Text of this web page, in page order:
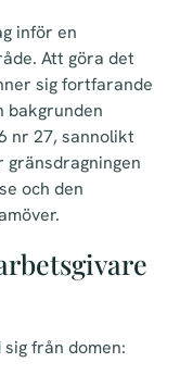
inför en
Att göra det
sig fortfarande
bakgrunden
nr 27, sannolikt
och den
från domen: